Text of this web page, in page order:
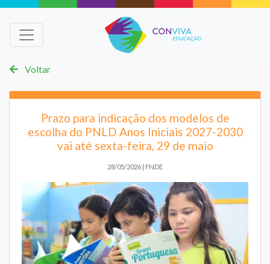
Voltar
Prazo para indicação dos modelos de
escolha do PNLD Anos Iniciais 2027-2030
vai até sexta-feira, 29 de maio
28/05/2026 | FNDE